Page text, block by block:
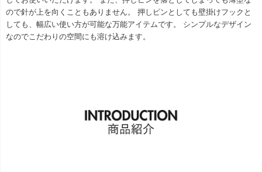
ので針が上を向くこともありません。 押しピンとしても壁掛けフックと
しても、幅広い使い方が可能な万能アイテムです。 シンプルなデザイン
なのでこだわりの空間にも溶け込みます。